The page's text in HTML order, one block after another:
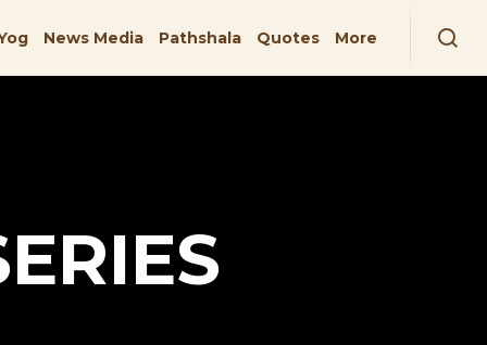
News Media Pathshala Quotes More